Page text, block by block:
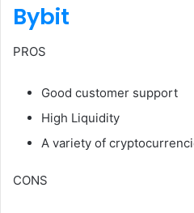
Bybit
PROS
Good customer support
High Liquidity
A variety of
CONS